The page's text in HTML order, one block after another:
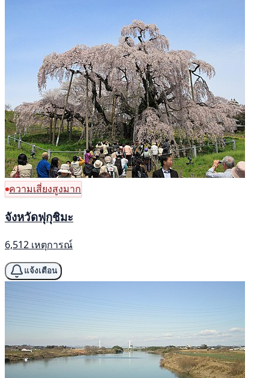
ความเสี่ยงสูงมาก
จังหวัดฟุกุชิมะ
6,512 เหตุการณ์
แจ้งเตือน